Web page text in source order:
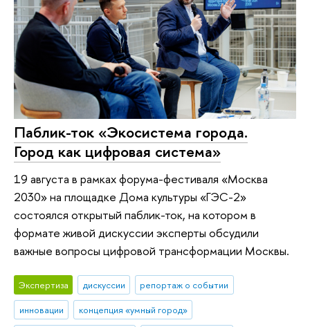
Паблик-ток «Экосистема города.
Город как цифровая система»
19 августа в рамках форума-фестиваля «Москва
2030» на площадке Дома культуры «ГЭС-2»
состоялся открытый паблик-ток, на котором в
формате живой дискуссии эксперты обсудили
важные вопросы цифровой трансформации Москвы.
Экспертиза дискуссии
репортаж о событии
инновации
концепция «умный город»